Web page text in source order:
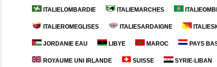
ITALIELOMBARDIE ITALIEMARCHES
ITALIEROMEGLISES ITALIESARDAIGNE
JORDANIE EAU LIBYE MAROC PAYS
ROYAUME UNI IRLANDE SUISSE SYRIE-LIBAN